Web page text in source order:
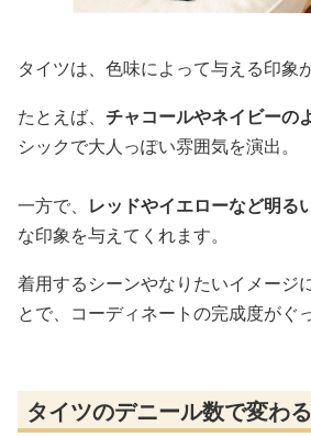
タイツは、色味によって与える印象
たとえば、 チャコールやネイビーの
シックで大人っぽい雰囲気を演出。
一方で、 レッドやイエローなど明る
な印象を与えてくれます。
着用するシーンやなりたいイメージ
とで、コーディネートの完成度がぐ
タイツのデニール数で変わ